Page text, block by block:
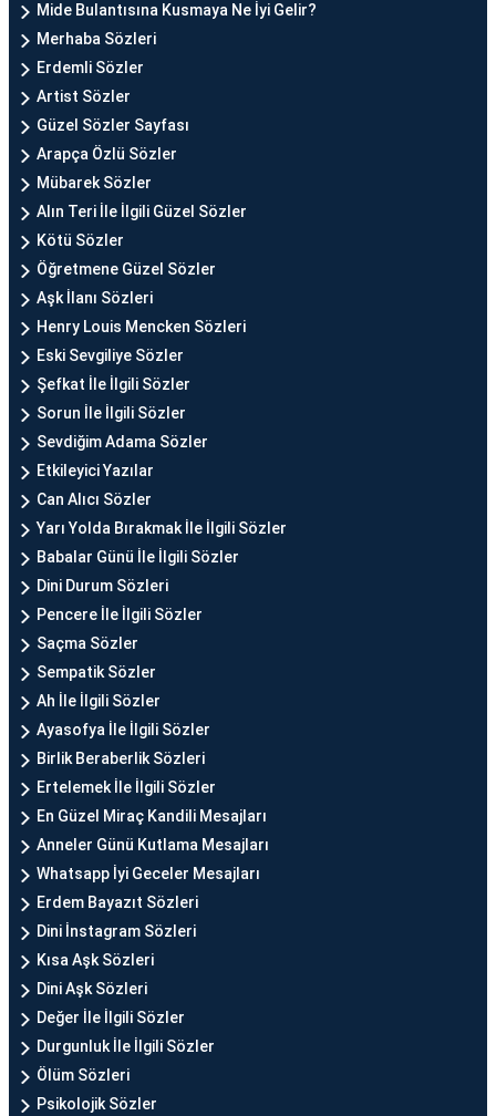
Mide Bulantısına Kusmaya Ne İyi Gelir?
Merhaba Sözleri
Erdemli Sözler
Artist Sözler
Güzel Sözler Sayfası
Arapça Özlü Sözler
Mübarek Sözler
Alın Teri İle İlgili Güzel Sözler
Kötü Sözler
Öğretmene Güzel Sözler
Aşk İlanı Sözleri
Henry Louis Mencken Sözleri
Eski Sevgiliye Sözler
Şefkat İle İlgili Sözler
Sorun İle İlgili Sözler
Sevdiğim Adama Sözler
Etkileyici Yazılar
Can Alıcı Sözler
Yarı Yolda Bırakmak İle İlgili Sözler
Babalar Günü İle İlgili Sözler
Dini Durum Sözleri
Pencere İle İlgili Sözler
Saçma Sözler
Sempatik Sözler
Ah İle İlgili Sözler
Ayasofya İle İlgili Sözler
Birlik Beraberlik Sözleri
Ertelemek İle İlgili Sözler
En Güzel Miraç Kandili Mesajları
Anneler Günü Kutlama Mesajları
Whatsapp İyi Geceler Mesajları
Erdem Bayazıt Sözleri
Dini İnstagram Sözleri
Kısa Aşk Sözleri
Dini Aşk Sözleri
Değer İle İlgili Sözler
Durgunluk İle İlgili Sözler
Ölüm Sözleri
Psikolojik Sözler